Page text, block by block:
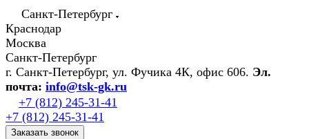
Санкт-Петербург
Краснодар
Москва
Санкт-Петербург
г. Санкт-Петербург, ул. Фучика 4К, офис 606. Эл.
почта: info@tsk-gk.ru
+7 (812) 245-31-41
+7 (812) 245-31-41
Заказать звонок